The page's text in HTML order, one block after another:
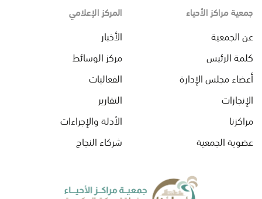
جمعية مراكز الأحياء
عن الجمعية
كلمة الرئيس
أعضاء مجلس الإدارة
الإنجازات
مراكزنا
عضوية الجمعية
المركز الإعلامي
الأخبار
مركز الوسائط
الفعاليات
التقارير
الأدلة والإجراءات
شركاء النجاح